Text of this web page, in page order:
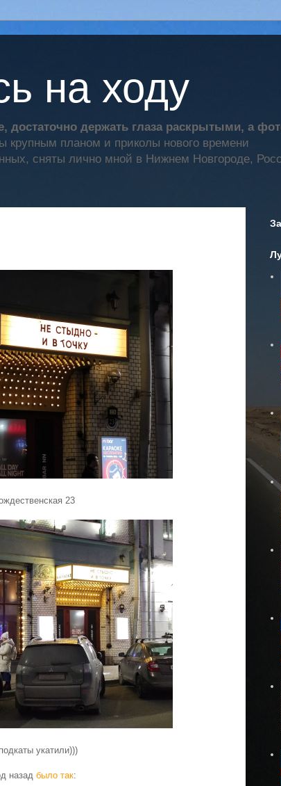
на ходу
достаточно держать глаза раскрытыми, а
крупным планом и приколы нового времени
сняты лично мной в Нижнем Новгороде,
23
укатили)))
назад было так: